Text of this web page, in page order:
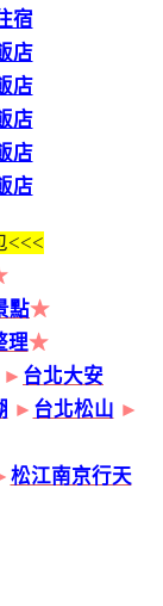
宿
店
店
店
店
店
<<<
點★
理★
► 台北大安
► 台北松山 ►
松江南京行天